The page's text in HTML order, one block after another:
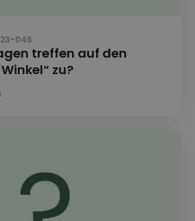
046
treffen auf den
zu?